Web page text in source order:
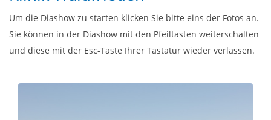
Um die Diashow zu starten klicken Sie bitte eins der Fotos an.
Sie können in der Diashow mit den Pfeiltasten weiterschalten
und diese mit der Esc-Taste Ihrer Tastatur wieder verlassen.